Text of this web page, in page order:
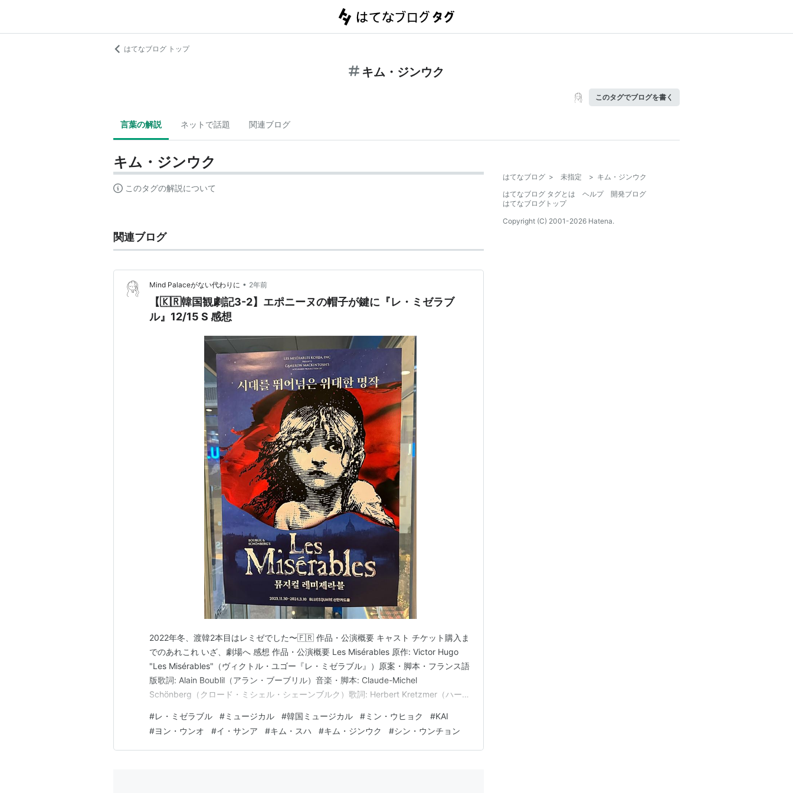
はてなブログ トップ
キム・ジンウク
このタグでブログを書く
言葉の解説 ネットで話題 関連ブログ
キム・ジンウク
このタグの解説について
関連ブログ
Mind Palaceがない代わりに • 2年前
【🇰🇷韓国観劇記3-2】エポニーヌの帽子が鍵に『レ・ミゼラブ
ル』12/15 S 感想
2022年冬、渡韓2本目はレミゼでした〜🇫🇷 作品・公演概要 キャスト チケット購入ま
でのあれこれ いざ、劇場へ 感想 作品・公演概要 Les Misérables 原作: Victor Hugo
"Les Misérables"（ヴィクトル・ユゴー『レ・ミゼラブル』）原案・脚本・フランス語
版歌詞: Alain Boublil（アラン・ブーブリル）音楽・脚本: Claude-Michel
Schönberg（クロード・ミシェル・シェーンブルク）歌詞: Herbert Kretzmer（ハーバ
東…
#レ・ミゼラブル #ミュージカル #韓国ミュージカル #ミン・ウヒョク #KAI
#ヨン・ウンオ #イ・サンア #キム・スハ #キム・ジンウク #シン・ウンチョン
はてなブログ > 未指定 > キム・ジンウク
はてなブログ タグとは
ヘルプ
開発ブログ
はてなブログトップ
Copyright (C) 2001-2026 Hatena.